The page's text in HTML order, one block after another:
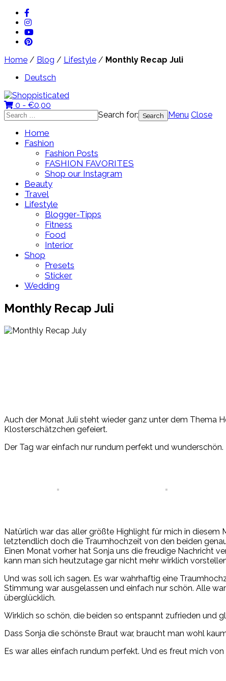
Home / Blog / Lifestyle / Monthly Recap Juli
Deutsch
0 - €0,00
Search for:
Menu Close
Home
Fashion
Fashion Posts
FASHION FAVORITES
Shop our Instagram
Beauty
Travel
Lifestyle
Blogger-Tipps
Fitness
Food
Interior
Shop
Presets
Sticker
Wedding
Monthly Recap Juli
Auch der Monat Juli steht wieder ganz unter dem Thema
Klosterschätzchen gefeiert.
Der Tag war einfach nur rundum perfekt und
Natürlich war das aller größte Highlight für mich in diesem
letztendlich doch die Traumhochzeit von den beiden
Einen Monat vorher hat Sonja uns die freudige Nachricht
kann man sich heutzutage gar nicht mehr wirklich
Und was soll ich sagen. Es war wahrhaftig eine
Stimmung war ausgelassen und einfach nur schön. Alle
überglücklich.
Wirklich so schön, die beiden so entspannt zufrieden und
Dass Sonja die schönste Braut war, braucht man wohl
Es war alles einfach rundum perfekt. Und es freut mich